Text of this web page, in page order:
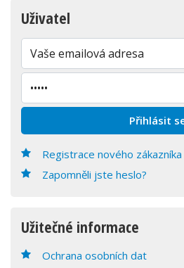
Uživatel
Registrace nového zákazníka
Zapomněli jste heslo?
Užitečné informace
Ochrana osobních dat